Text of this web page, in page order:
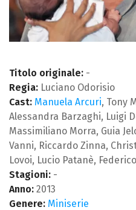
Titolo originale: -
Regia: Luciano Odorisio
Cast: Manuela Arcuri, Tony
Alessandra Barzaghi, Luigi
Massimiliano Morra, Guia
Vanni, Riccardo Zinna,
Lovoi, Lucio Patanè,
Stagioni: -
Anno: 2013
Genere: Miniserie